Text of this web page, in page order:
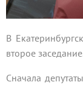
В
второе
Сначала